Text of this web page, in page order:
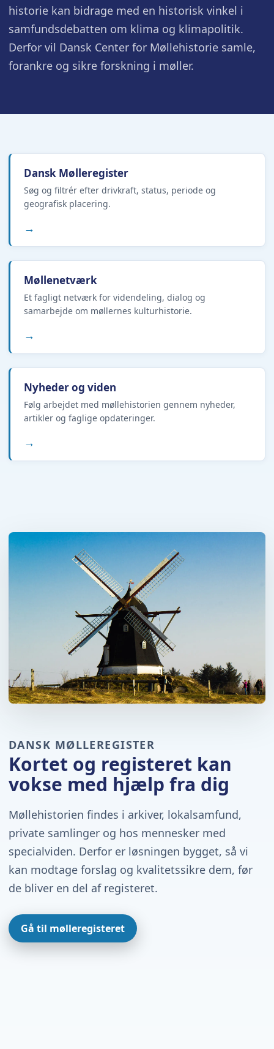
historie kan bidrage med en historisk vinkel i
samfundsdebatten om klima og klimapolitik.
Derfor vil Dansk Center for Møllehistorie samle,
forankre og sikre forskning i møller.
Dansk Mølleregister
Søg og filtrér efter drivkraft, status, periode og
geografisk placering.
→
Møllenetværk
Et fagligt netværk for videndeling, dialog og
samarbejde om møllernes kulturhistorie.
→
Nyheder og viden
Følg arbejdet med møllehistorien gennem nyheder,
artikler og faglige opdateringer.
→
DANSK MØLLEREGISTER
Kortet og registeret kan
vokse med hjælp fra dig
Møllehistorien findes i arkiver, lokalsamfund,
private samlinger og hos mennesker med
specialviden. Derfor er løsningen bygget, så vi
kan modtage forslag og kvalitetssikre dem, før
de bliver en del af registeret.
Gå til mølleregisteret